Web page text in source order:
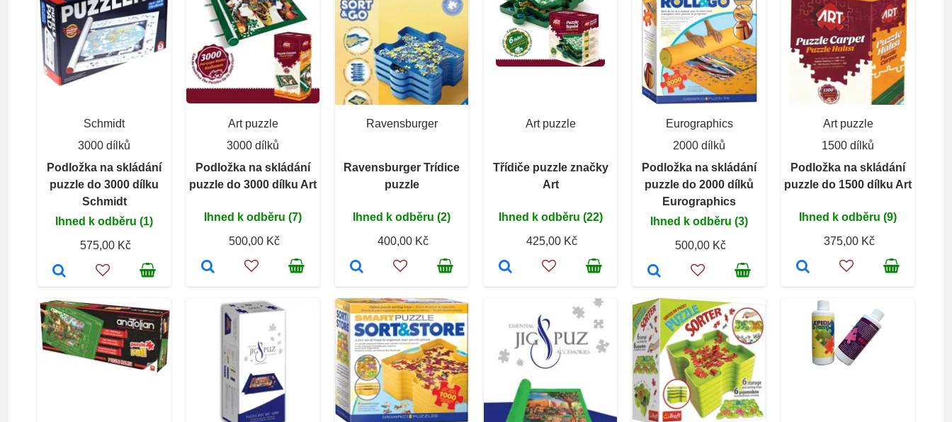
Schmidt
3000 dílků
Podložka na skládání
puzzle do 3000 dílku
Schmidt
Ihned k odběru (1)
575,00 Kč
Art puzzle
3000 dílků
Podložka na skládání
puzzle do 3000 dílku Art
Ihned k odběru (7)
500,00 Kč
Ravensburger
Ravensburger Trídice
puzzle
Ihned k odběru (2)
400,00 Kč
Art puzzle
Třídiče puzzle značky
Art
Ihned k odběru (22)
425,00 Kč
Eurographics
2000 dílků
Podložka na skládání
puzzle do 2000 dílků
Eurographics
Ihned k odběru (3)
500,00 Kč
Art puzzle
1500 dílků
Podložka na skládání
puzzle do 1500 dílku Art
Ihned k odběru (9)
375,00 Kč